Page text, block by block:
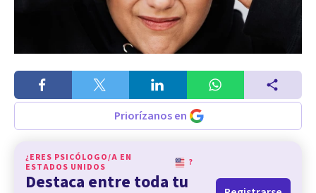
Priorízanos en
¿ERES PSICÓLOGO/A EN
ESTADOS UNIDOS
?
Destaca entre toda tu